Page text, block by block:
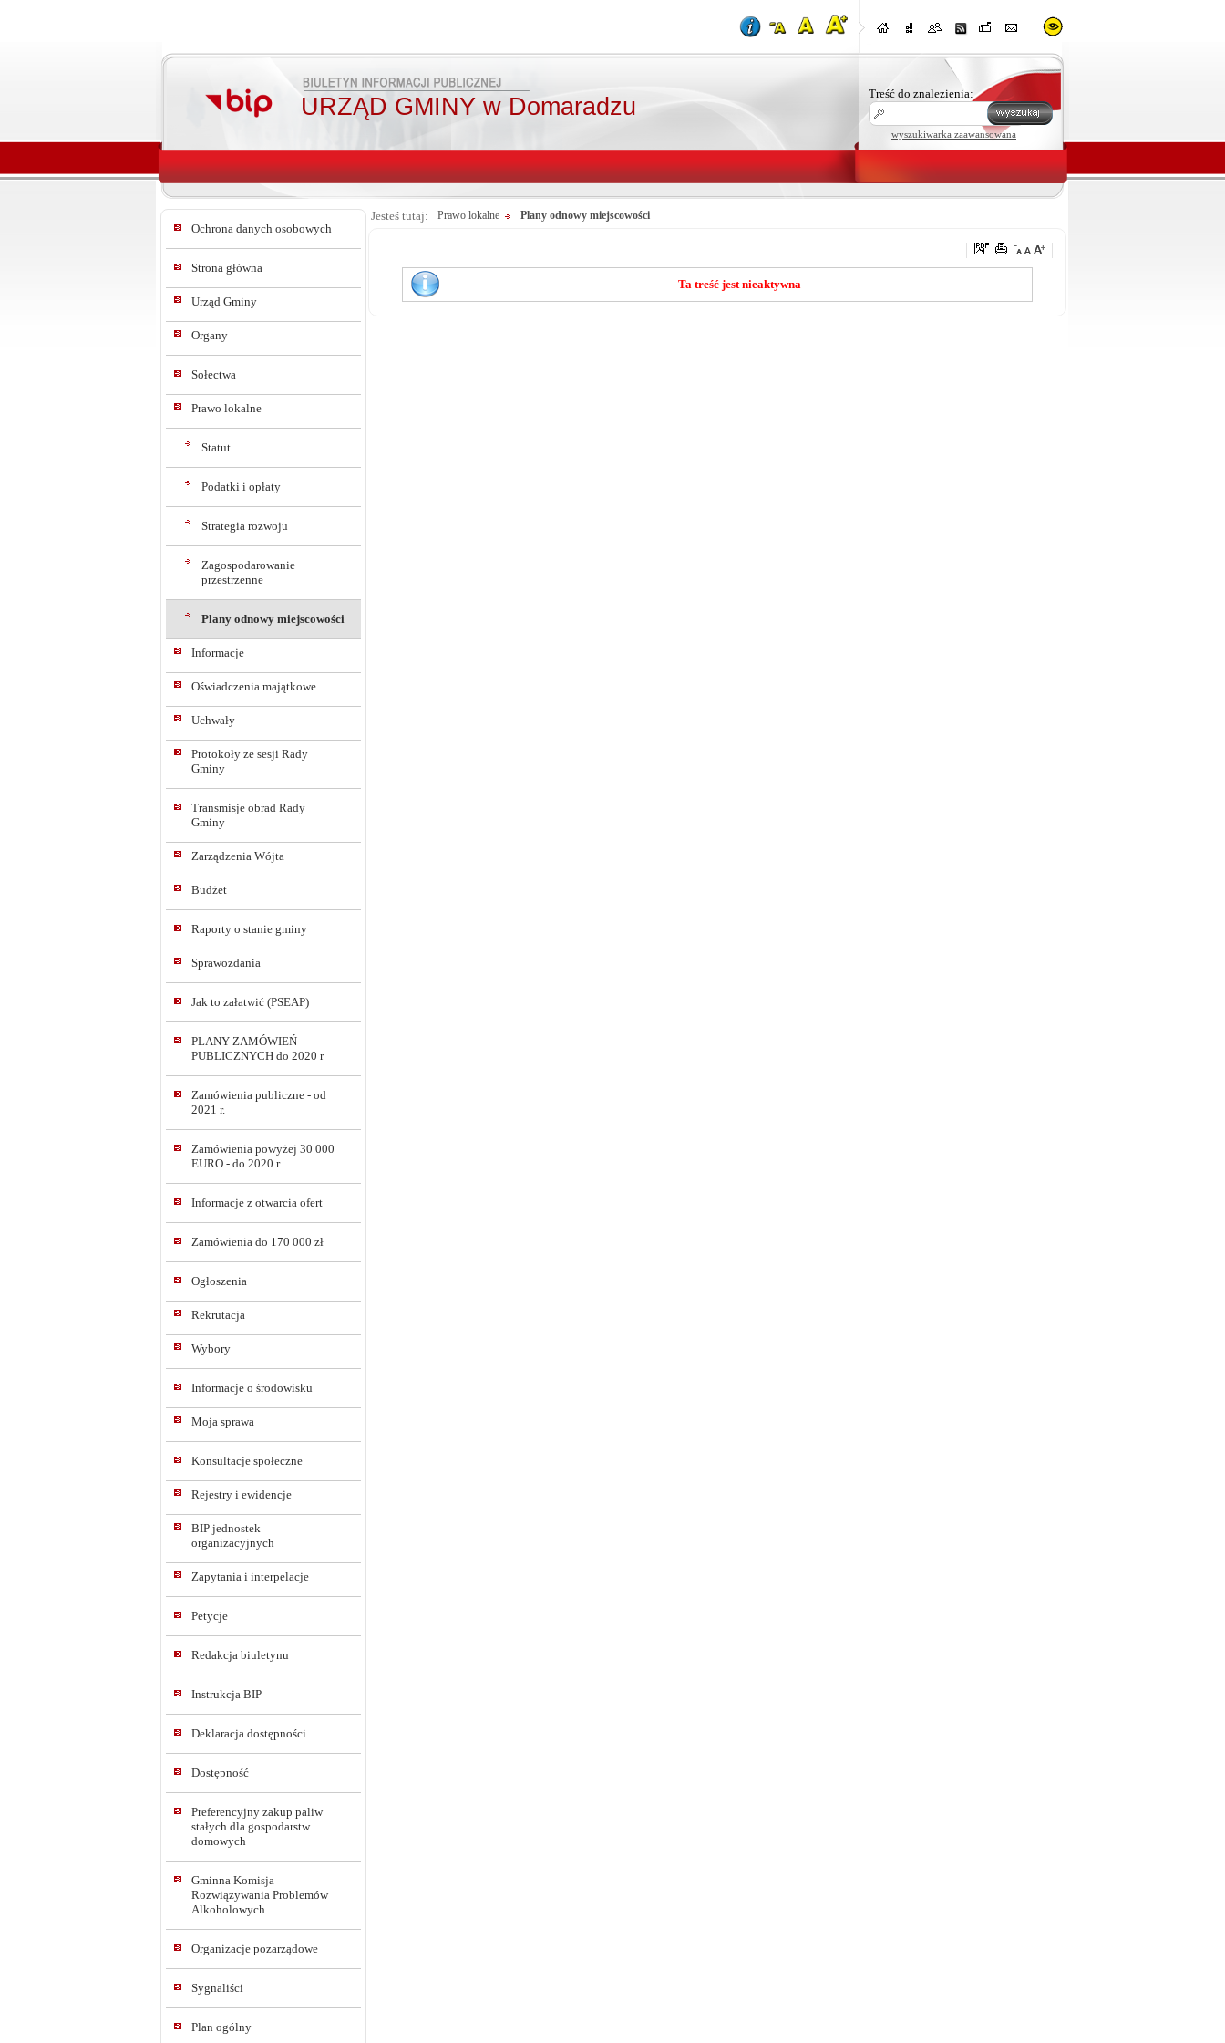
URZĄD GMINY w Domaradzu Treść do znalezienia:
wyszukiwarka zaawansowana
Ochrona danych osobowych
Strona główna
Urząd Gminy
Organy
Sołectwa
Prawo lokalne
Statut
Podatki i opłaty
Strategia rozwoju
Zagospodarowanie
przestrzenne
Plany odnowy miejscowości
Informacje
Oświadczenia majątkowe
Uchwały
Protokoły ze sesji Rady
Gminy
Transmisje obrad Rady
Gminy
Zarządzenia Wójta
Budżet
Raporty o stanie gminy
Sprawozdania
Jak to załatwić (PSEAP)
PLANY ZAMÓWIEŃ
PUBLICZNYCH do 2020 r
Zamówienia publiczne - od
2021 r.
Zamówienia powyżej 30 000
EURO - do 2020 r.
Informacje z otwarcia ofert
Zamówienia do 170 000 zł
Ogłoszenia
Rekrutacja
Wybory
Informacje o środowisku
Moja sprawa
Konsultacje społeczne
Rejestry i ewidencje
BIP jednostek
organizacyjnych
Zapytania i interpelacje
Petycje
Redakcja biuletynu
Instrukcja BIP
Deklaracja dostępności
Dostępność
Preferencyjny zakup paliw
stałych dla gospodarstw
domowych
Gminna Komisja
Rozwiązywania Problemów
Alkoholowych
Organizacje pozarządowe
Sygnaliści
Plan ogólny
Jesteś tutaj: Prawo lokalne Plany odnowy miejscowości
Ta treść jest nieaktywna